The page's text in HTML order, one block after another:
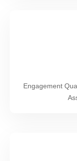
Engagement